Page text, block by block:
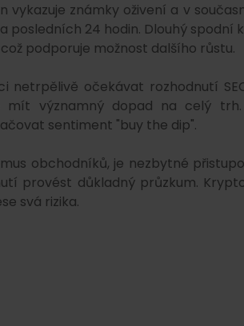
vykazuje známky oživení a v
posledních 24 hodin. Dlouhý spodní
podporuje možnost dalšího růstu.
netrpělivě očekávat rozhodnutí
mít významný dopad na celý
sentiment "buy the dip".
obchodníků, je nezbytné
provést důkladný průzkum.
svá rizika.